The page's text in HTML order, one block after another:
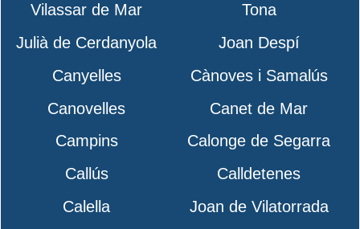
Vilassar de Mar
Tona
Julià de Cerdanyola
Joan Despí
Canyelles
Cànoves i Samalús
Canovelles
Canet de Mar
Campins
Calonge de Segarra
Callús
Calldetenes
Calella
Joan de Vilatorrada